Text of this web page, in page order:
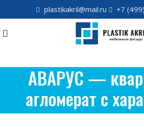
plastikakril@mail.ru +7
АВАРУС —
агломерат с